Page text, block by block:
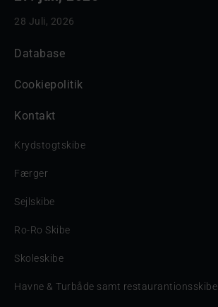
28 Juli, 2026
Database
Cookiepolitik
Kontakt
Krydstogtskibe
Færger
Sejlskibe
Ro-Ro Skibe
Skoleskibe
Havne & Turbåde samt restaurantionsskibe